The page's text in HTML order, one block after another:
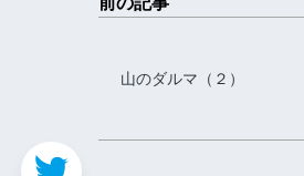
山のダルマ（２）